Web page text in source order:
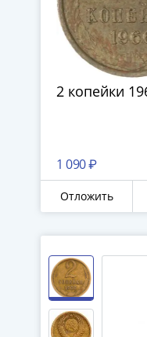
2 копейки
1 090 ₽
Отложить